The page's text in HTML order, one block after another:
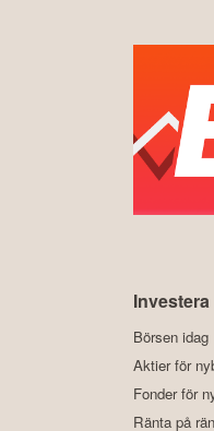
Investera
Börsen idag
Aktier för
Fonder för
Ränta på